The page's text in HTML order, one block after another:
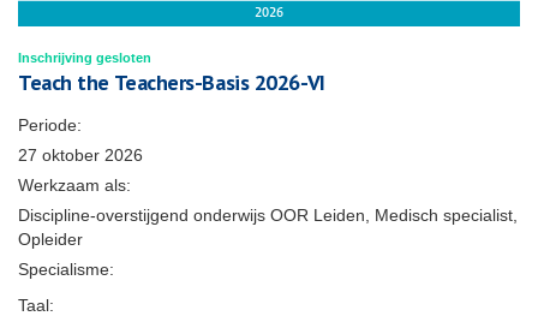
2026
Inschrijving gesloten
Teach the Teachers-Basis 2026-VI
Periode:
27 oktober 2026
Werkzaam als:
Discipline-overstijgend onderwijs OOR Leiden, Medisch specialist,
Opleider
Specialisme:
Taal: